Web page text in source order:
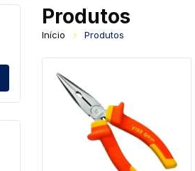
Produtos
Início Produtos